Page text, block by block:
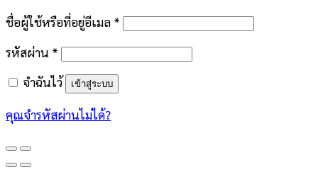
ชื่อผู้ใช้หรือที่อยู่อีเมล *
รหัสผ่าน *
จำฉันไว้
เข้าสู่ระบบ
คุณจำรหัสผ่านไม่ได้?